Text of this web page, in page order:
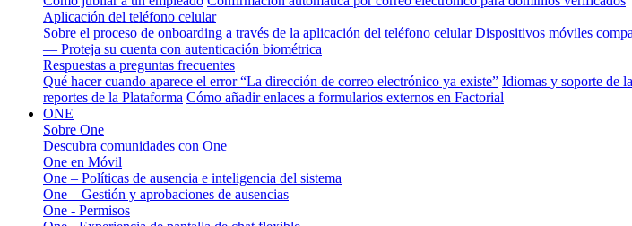
Aplicación del teléfono celular
Sobre el proceso de onboarding a través de la aplicación del teléfono celular Dispositivos móviles
— Proteja su cuenta con autenticación biométrica
Respuestas a preguntas frecuentes
Qué hacer cuando aparece el error “La dirección de correo electrónico ya existe” Idiomas y soporte de
reportes de la Plataforma Cómo añadir enlaces a formularios externos en Factorial
ONE
Sobre One
Descubra comunidades con One
One en Móvil
One – Políticas de ausencia e inteligencia del sistema
One – Gestión y aprobaciones de ausencias
One - Permisos